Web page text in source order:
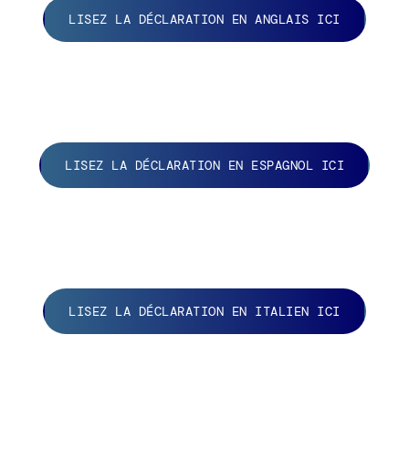
LISEZ LA DÉCLARATION EN ANGLAIS ICI
LISEZ LA DÉCLARATION EN ESPAGNOL ICI
LISEZ LA DÉCLARATION EN ITALIEN ICI